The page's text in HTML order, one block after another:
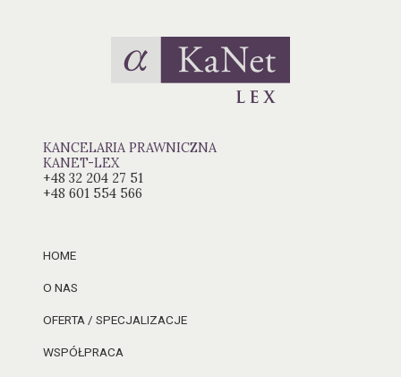
KANCELARIA PRAWNICZNA
KANET-LEX
+48 32 204 27 51
+48 601 554 566
HOME
O NAS
OFERTA / SPECJALIZACJE
WSPÓŁPRACA